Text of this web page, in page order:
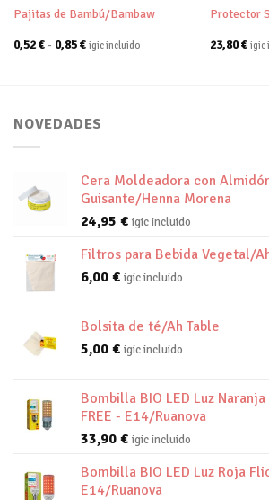
Pajitas de Bambú/Bambaw
0,52€- 0,85€Rango
de
igic incluido
Protector
23,80€ igic
NOVEDADES
Cera Moldeadora con
Guisante/Henna Morena
24,95 € igic incluido
Filtros para Bebida Vegetal/
6,00 € igic incluido
Bolsita de té/Ah Table
5,00 € igic incluido
Bombilla BIO LED Luz
FREE - E14/Ruanova
33,90 € igic incluido
Bombilla BIO LED Luz Roja
E14/Ruanova